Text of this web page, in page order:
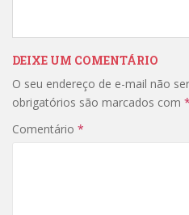
e
(
a
b
r
e
e
n
o
k
(
a
b
r
e
DEIXE UM COMENTÁRIO
O seu endereço de e-mail não
obrigatórios são marcados com *
Comentário *